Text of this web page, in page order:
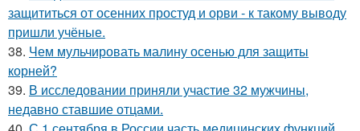
защититься от осенних простуд и орви - к такому выводу
пришли учёные.
38. Чем мульчировать малину осенью для защиты
корней?
39. В исследовании приняли участие 32 мужчины,
недавно ставшие отцами.